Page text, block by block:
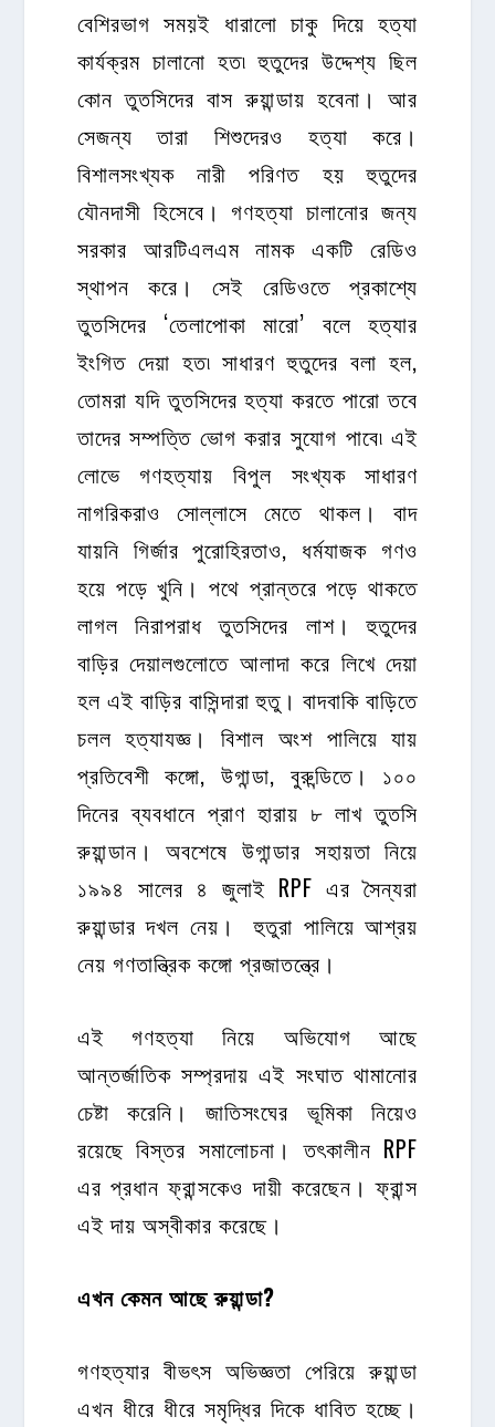
বেশিরভাগ সময়ই ধারালো চাকু দিয়ে হত্যা
কার্যক্রম চালানো হত৷ হুতুদের উদ্দেশ্য ছিল
কোন তুতসিদের বাস রুয়ান্ডায় হবেনা। আর
সেজন্য তারা শিশুদেরও হত্যা করে।
বিশালসংখ্যক নারী পরিণত হয় হুতুদের
যৌনদাসী হিসেবে। গণহত্যা চালানোর জন্য
সরকার আরটিএলএম নামক একটি রেডিও
স্থাপন করে। সেই রেডিওতে প্রকাশ্যে
তুতসিদের ‘তেলাপোকা মারো’ বলে হত্যার
ইংগিত দেয়া হত৷ সাধারণ হুতুদের বলা হল,
তোমরা যদি তুতসিদের হত্যা করতে পারো তবে
তাদের সম্পত্তি ভোগ করার সুযোগ পাবে৷ এই
লোভে গণহত্যায় বিপুল সংখ্যক সাধারণ
নাগরিকরাও সোল্লাসে মেতে থাকল। বাদ
যায়নি গির্জার পুরোহিরতাও, ধর্মযাজক গণও
হয়ে পড়ে খুনি। পথে প্রান্তরে পড়ে থাকতে
লাগল নিরাপরাধ তুতসিদের লাশ। হুতুদের
বাড়ির দেয়ালগুলোতে আলাদা করে লিখে দেয়া
হল এই বাড়ির বাসিন্দারা হুতু। বাদবাকি বাড়িতে
চলল হত্যাযজ্ঞ। বিশাল অংশ পালিয়ে যায়
প্রতিবেশী কঙ্গো, উগান্ডা, বুরুন্ডিতে। ১০০
দিনের ব্যবধানে প্রাণ হারায় ৮ লাখ তুতসি
রুয়ান্ডান। অবশেষে উগান্ডার সহায়তা নিয়ে
১৯৯৪ সালের ৪ জুলাই RPF এর সৈন্যরা
রুয়ান্ডার দখল নেয়। হুতুরা পালিয়ে আশ্রয়
নেয় গণতান্ত্রিক কঙ্গো প্রজাতন্ত্রে।
এই গণহত্যা নিয়ে অভিযোগ আছে
আন্তর্জাতিক সম্প্রদায় এই সংঘাত থামানোর
চেষ্টা করেনি। জাতিসংঘের ভূমিকা নিয়েও
রয়েছে বিস্তর সমালোচনা। তৎকালীন RPF
এর প্রধান ফ্রান্সকেও দায়ী করেছেন। ফ্রান্স
এই দায় অস্বীকার করেছে।
এখন কেমন আছে রুয়ান্ডা?
গণহত্যার বীভৎস অভিজ্ঞতা পেরিয়ে রুয়ান্ডা
এখন ধীরে ধীরে সমৃদ্ধির দিকে ধাবিত হচ্ছে।